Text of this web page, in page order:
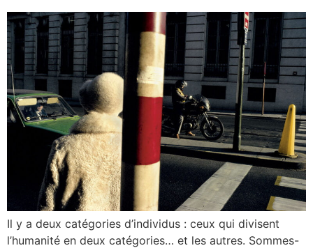
Il y a deux catégories d’individus : ceux qui divisent
l’humanité en deux catégories… et les autres. Sommes-